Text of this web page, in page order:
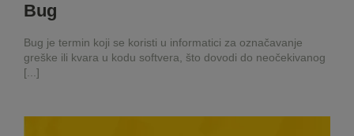
Bug
Bug je termin koji se koristi u informatici za označavanje
greške ili kvara u kodu softvera, što dovodi do neočekivanog
[...]